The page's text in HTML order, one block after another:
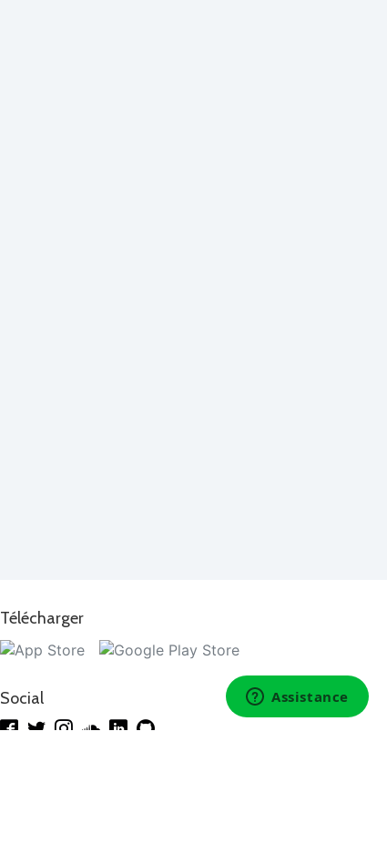
Télécharger
Social